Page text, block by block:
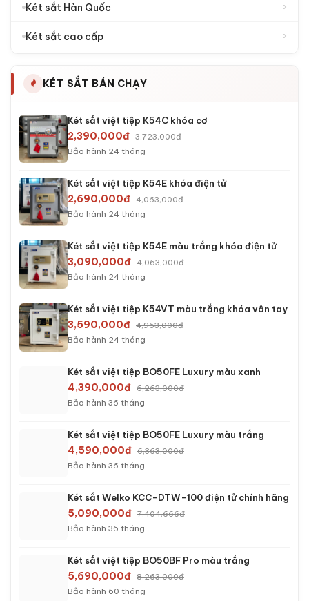
Két sắt Hàn Quốc ›
Két sắt cao cấp ›
KÉT SẮT BÁN CHẠY
Két sắt việt tiệp K54C khóa cơ
2,390,000đ 3,723,000đ
Bảo hành 24 tháng
Két sắt việt tiệp K54E khóa điện tử
2,690,000đ 4,063,000đ
Bảo hành 24 tháng
Két sắt việt tiệp K54E màu trắng khóa điện tử
3,090,000đ 4,063,000đ
Bảo hành 24 tháng
Két sắt việt tiệp K54VT màu trắng khóa vân tay
3,590,000đ 4,963,000đ
Bảo hành 24 tháng
Két sắt việt tiệp BO50FE Luxury màu xanh
4,390,000đ 6,263,000đ
Bảo hành 36 tháng
Két sắt việt tiệp BO50FE Luxury màu trắng
4,590,000đ 6,363,000đ
Bảo hành 36 tháng
Két sắt Welko KCC-DTW-100 điện tử chính hãng
5,090,000đ 7,404,666đ
Bảo hành 36 tháng
Két sắt việt tiệp BO50BF Pro màu trắng
5,690,000đ 8,263,000đ
Bảo hành 60 tháng